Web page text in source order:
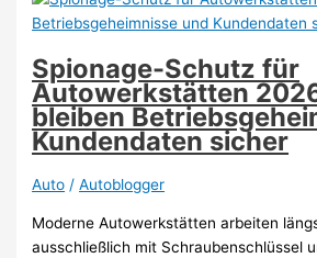
Tipps
für
Anfänger
(2026)
Spionage-Schutz für
Autowerkstätten
bleiben
Kundendaten sicher
Auto /Autoblogger
Moderne Autowerkstätten arbeiten
ausschließlich mit Schraubenschlüssel